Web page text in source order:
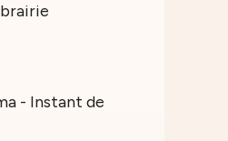
- Instant de